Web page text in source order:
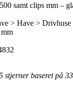
samt clips mm –
> Have >
stjerner baseret på 33